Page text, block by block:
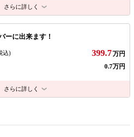
さらに詳しく
ーに出来ます！
込) 399.7万円
0.7万円
さらに詳しく